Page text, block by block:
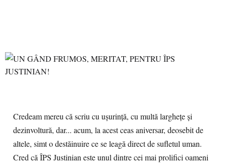
Credeam mereu că scriu cu uşurinţă, cu multă largheţe şi
dezinvoltură, dar... acum, la acest ceas aniversar, deosebit de
altele, simt o destăinuire ce se leagă direct de sufletul uman.
Cred că ÎPS Justinian este unul dintre cei mai prolifici oameni